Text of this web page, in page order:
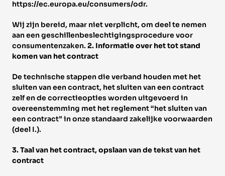
https://ec.europa.eu/consumers/odr.
Wij zijn bereid, maar niet verplicht, om deel te nemen
aan een geschillenbeslechtigingsprocedure voor
consumentenzaken. 2. Informatie over het tot stand
komen van het contract
De technische stappen die verband houden met het
sluiten van een contract, het sluiten van een contract
zelf en de correctieopties worden uitgevoerd in
overeenstemming met het reglement “het sluiten van
een contract” in onze standaard zakelijke voorwaarden
(deel I.).
3. Taal van het contract, opslaan van de tekst van het
contract